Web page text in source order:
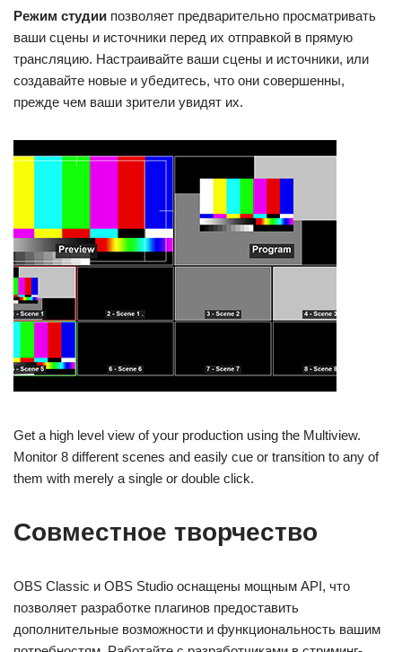
Режим студии позволяет предварительно просматривать
ваши сцены и источники перед их отправкой в прямую
трансляцию. Настраивайте ваши сцены и источники, или
создавайте новые и убедитесь, что они совершенны,
прежде чем ваши зрители увидят их.
Get a high level view of your production using the Multiview.
Monitor 8 different scenes and easily cue or transition to any of
them with merely a single or double click.
Совместное творчество
OBS Classic и OBS Studio оснащены мощным API, что
позволяет разработке плагинов предоставить
дополнительные возможности и функциональность вашим